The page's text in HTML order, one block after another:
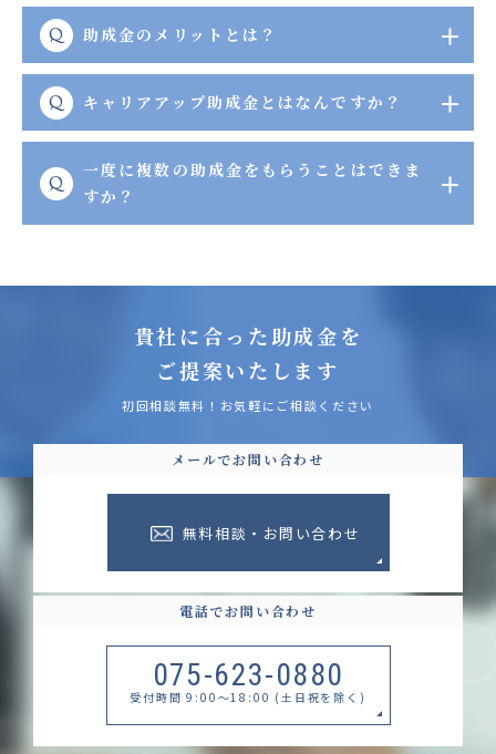
助成金のメリットとは？
キャリアアップ助成金とはなんですか？
一度に複数の助成金をもらうことはできま
すか？
貴社に合った助成金を
ご提案いたします
初回相談無料！お気軽にご相談ください
メールでお問い合わせ
無料相談・お問い合わせ
電話でお問い合わせ
075-623-0880
受付時間 9:00～18:00 (土日祝を除く)